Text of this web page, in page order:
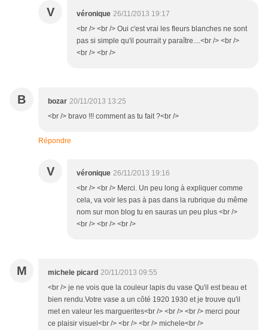
V véronique 26/11/2013 19:17
<br /> <br /> Oui c'est vrai les fleurs blanches ne sont
pas si simple qu'il pourrait y paraître....<br /> <br />
<br /> <br />
B bozar 20/11/2013 13:25
<br /> bravo !!! comment as tu fait ?<br />
Répondre
V véronique 26/11/2013 19:16
<br /> <br /> Merci. Un peu long à expliquer comme
cela, va voir les pas à pas dans la rubrique du même
nom sur mon blog tu en sauras un peu plus <br />
<br /> <br /> <br />
M michele picard 20/11/2013 09:55
<br /> je ne vois que la couleur lapis du vase Qu'il est beau et
bien rendu.Votre vase a un côté 1920 1930 et je trouve qu'il
met en valeur les marguerites<br /> <br /> <br /> merci pour
ce plaisir visuel<br /> <br /> <br /> michele<br />